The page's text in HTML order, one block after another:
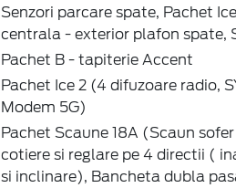
Senzori parcare spate, Pachet
centrala - exterior plafon spate,
Pachet B - tapiterie Accent
Pachet Ice 2 (4 difuzoare radio,
Modem 5G)
Pachet Scaune 18A (Scaun
cotiere si reglare pe 4 directii (
si inclinare), Bancheta dubla